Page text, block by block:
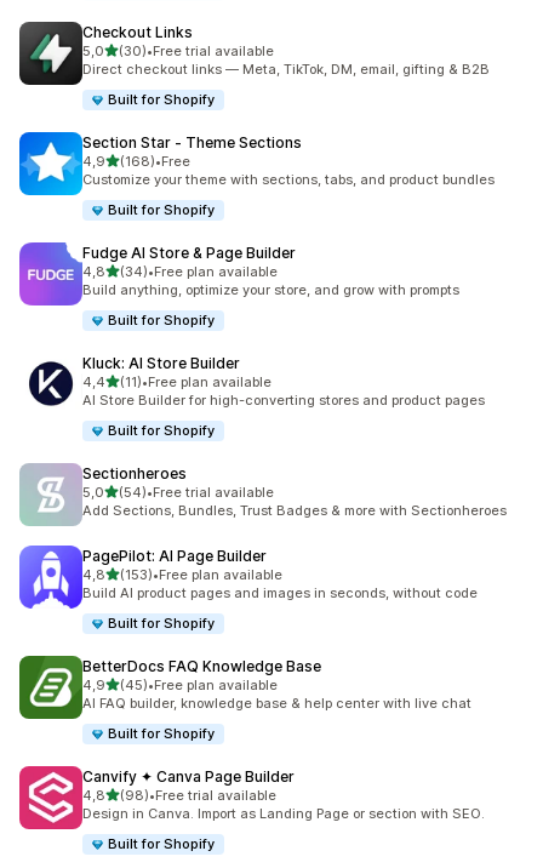
Checkout Links
5,0na 5 gwiazdek
(30)
Łączna liczba recenzji: 30
•Free trial available
Direct checkout links — Meta, TikTok, DM, email, gifting & B2B
Built for Shopify
Section Star ‑ Theme Sections
4,9na 5 gwiazdek
(168)
Łączna liczba recenzji: 168
•Free
Customize your theme with sections, tabs, and product bundles
Built for Shopify
Fudge AI Store & Page Builder
4,8na 5 gwiazdek
(34)
Łączna liczba recenzji: 34
•Free plan available
Build anything, optimize your store, and grow with prompts
Built for Shopify
Kluck: AI Store Builder
4,4na 5 gwiazdek
(11)
Łączna liczba recenzji: 11
•Free plan available
AI Store Builder for high-converting stores and product pages
Built for Shopify
Sectionheroes
5,0na 5 gwiazdek
(54)
Łączna liczba recenzji: 54
•Free trial available
Add Sections, Bundles, Trust Badges & more with Sectionheroes
PagePilot: AI Page Builder
4,8na 5 gwiazdek
(153)
Łączna liczba recenzji: 153
•Free plan available
Build AI product pages and images in seconds, without code
Built for Shopify
BetterDocs FAQ Knowledge Base
4,9na 5 gwiazdek
(45)
Łączna liczba recenzji: 45
•Free plan available
AI FAQ builder, knowledge base & help center with live chat
Built for Shopify
Canvify ✦ Canva Page Builder
4,8na 5 gwiazdek
(98)
Łączna liczba recenzji: 98
•Free trial available
Design in Canva. Import as Landing Page or section with SEO.
Built for Shopify